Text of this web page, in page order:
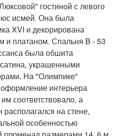
гостиной с левого
исмей. Она была
XVI и декорирована
и платаном. Спальня B - 53
была обшита
украшенными
На "Олимпике"
интерьера
соответствовало, а
на стене,
особенностью